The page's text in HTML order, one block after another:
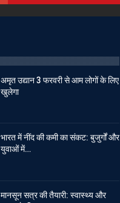
अमृत उद्यान 3 फरवरी से आम लोगों के लिए
खुलेगा
भारत में नींद की कमी का संकट: बुजुर्गों और
युवाओं में…
मानसून सत्र की तैयारी: स्वास्थ्य और